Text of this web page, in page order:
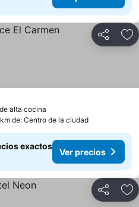
Compartir
alta cocina
de: Centro de la ciudad
exactos
Ver precios
Compartir